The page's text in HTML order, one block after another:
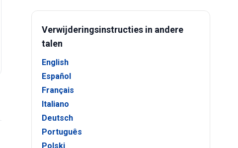
Verwijderingsinstructies in andere
talen
English
Español
Français
Italiano
Deutsch
Português
Polski